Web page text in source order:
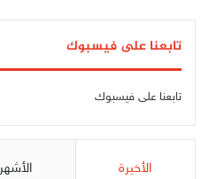
تابعنا على فيسبوك
تابعنا على فيسبوك
الأخيرة الأشهر